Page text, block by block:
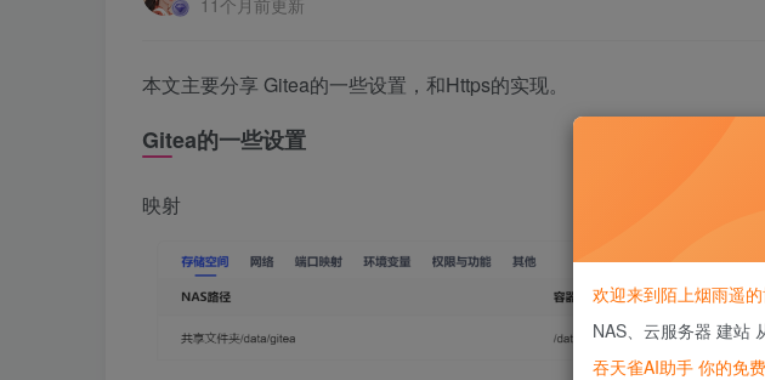
11个月前更新
本文主要分享 Gitea的一些设置，和Https的实现。
Gitea的一些设置
映射
欢迎来到陌上烟雨遥
NAS、云服务器 建站
吞天雀AI助手 你的免